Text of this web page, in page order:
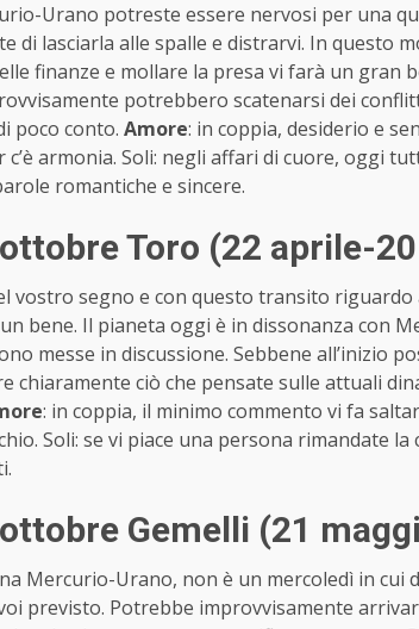
Urano potreste essere nervosi per una
di lasciarla alle spalle e distrarvi. In questo
finanze e mollare la presa vi farà un gran
potrebbero scatenarsi dei
poco conto. Amore: in coppia, desiderio e
armonia. Soli: negli affari di cuore, oggi
romantiche e sincere.
Toro (22 aprile-
vostro segno e con questo transito
bene. Il pianeta oggi è in dissonanza con
messe in discussione. Sebbene all’inizio
chiaramente ciò che pensate sulle attuali
: in coppia, il minimo commento vi fa
Soli: se vi piace una persona rimandate
Gemelli (21
Mercurio-Urano, non è un mercoledì in
previsto. Potrebbe improvvisamente